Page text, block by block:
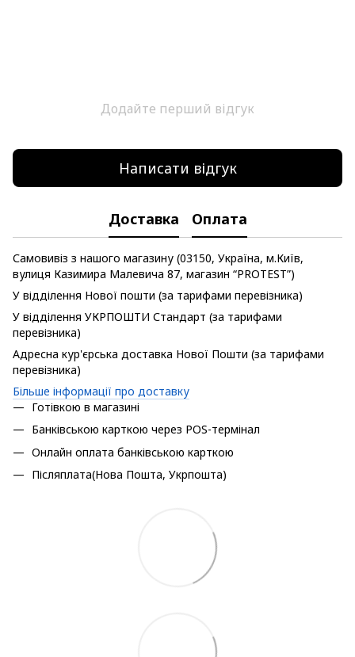
Додайте перший відгук
Написати відгук
Доставка Оплата
Самовивіз з нашого магазину (03150, Україна, м.Київ,
вулиця Казимира Малевича 87, магазин “PROTEST”)
У відділення Нової пошти (за тарифами перевізника)
У відділення УКРПОШТИ Стандарт (за тарифами
перевізника)
Адресна кур'єрська доставка Нової Пошти (за тарифами
перевізника)
Більше інформації про доставку
Готівкою в магазині
Банківською карткою через POS-термінал
Онлайн оплата банківською карткою
Післяплата(Нова Пошта, Укрпошта)